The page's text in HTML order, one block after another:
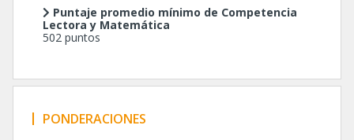
Puntaje promedio mínimo de Competencia
Lectora y Matemática
502 puntos
PONDERACIONES